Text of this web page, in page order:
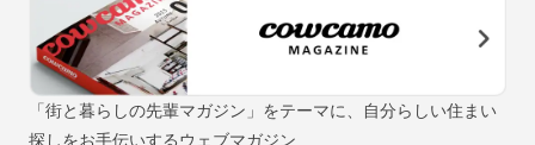
「街と暮らしの先輩マガジン」をテーマに、自分らしい住まい
探しをお手伝いするウェブマガジン